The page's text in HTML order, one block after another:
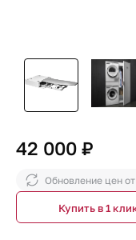
42 000 ₽
Обновление цен от
Купить в 1